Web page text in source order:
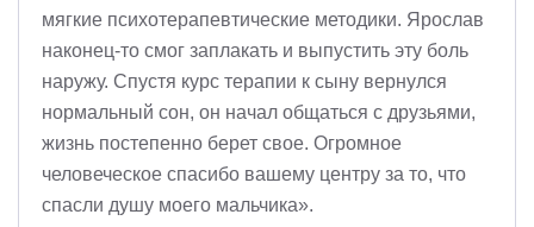
мягкие психотерапевтические методики. Ярослав
наконец-то смог заплакать и выпустить эту боль
наружу. Спустя курс терапии к сыну вернулся
нормальный сон, он начал общаться с друзьями,
жизнь постепенно берет свое. Огромное
человеческое спасибо вашему центру за то, что
спасли душу моего мальчика».